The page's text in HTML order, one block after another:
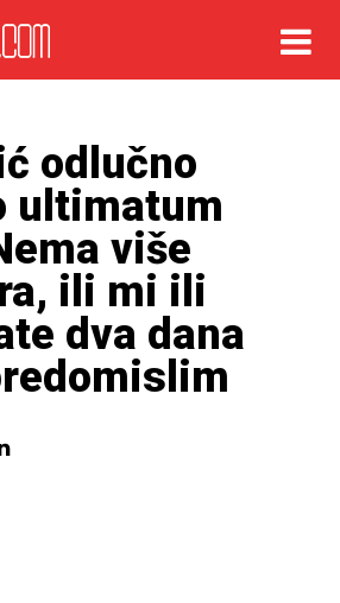
odlučno
ultimatum
više
ili mi ili
dva dana